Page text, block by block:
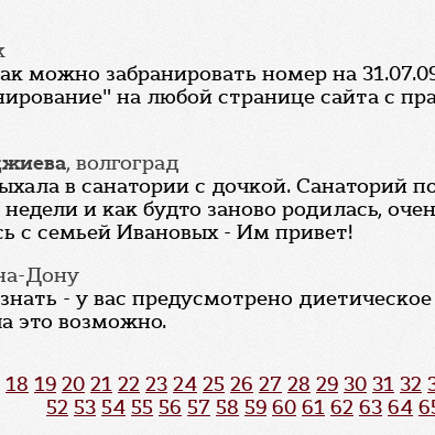
можно забранировать номер на
на любой странице сайта с
, волгоград
в санатории с дочкой. Санаторий
и как будто заново родилась,
с семьей Ивановых - Им привет!
Дону
- у вас предусмотрено
это возможно.
18 19 20 21 22 23 24 25 26 27 28 29 30 31 32
52 53 54 55 56 57 58 59 60 61 62 63 64